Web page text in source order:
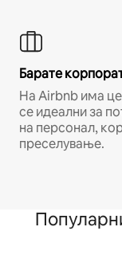
Барате
На Airbnb има
се идеални за
на персонал,
преселување.